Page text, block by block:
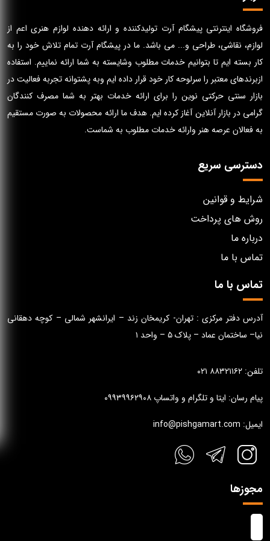
فروشگاه اینترنتی پیشگام آرت تولیدکننده و ارائه دهنده لوازم هنری اعم از
لوازم، نقاشی، طراحی و... می باشد. ما در پیشگام آرت تمام تلاش خود را به
کار بسته ایم تا بتوانیم خدمات مطلوب وشایسته به شما ارائه نماییم. استفاده
ازبرندهای معتبر را سرلوحه کار خود قرار داده ایم وبه پشتوانه تجربه فعالیت در
بازار سنتی حرکتی نوین را برای ارائه خدمات بهتر به شما مصرف کنندگان
گرامی در بازار آنلاین آغاز کرده ایم. هدف ما ارائه محصولات به صورت مستقیم
به فعالان عرصه هنر وارائه خدمات مطلوب به شماست.
دسترسی سریع
شرایط و قوانین
روش های پرداخت
درباره ما
تماس با ما
تماس با ما
آدرس دفتر مرکزی : تهران- کریمخان زند – ایرانشهر شمالی – کوچه دهقانی
نیا– ساختمان عماد – پلاک ۵ – واحد ۱
تلفن: ۸۸۳۲۱۱۶۲ ۰۲۱
پیام رسان: ایتا و تلگرام و واتساپ ۰۹۹۳۹۹۶۲۹۰۸
ایمیل: info@pishgamart.com
مجوزها